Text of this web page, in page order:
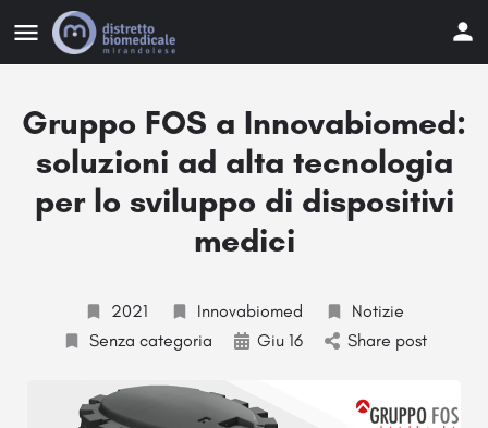
Gruppo FOS a Innovabiomed:
soluzioni ad alta tecnologia
per lo sviluppo di dispositivi
medici
2021 Innovabiomed
Notizie
Senza categoria
Giu 16 Share post